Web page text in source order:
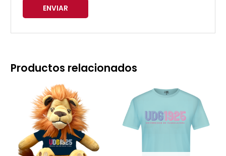
Productos relacionados